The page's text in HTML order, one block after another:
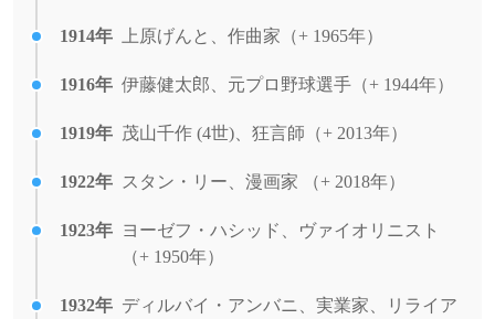
1914年 上原げんと、作曲家（+ 1965年）
1916年 伊藤健太郎、元プロ野球選手（+ 1944年）
1919年 茂山千作 (4世)、狂言師（+ 2013年）
1922年 スタン・リー、漫画家 （+ 2018年）
1923年 ヨーゼフ・ハシッド、ヴァイオリニスト
（+ 1950年）
1932年 ディルバイ・アンバニ、実業家、リライア